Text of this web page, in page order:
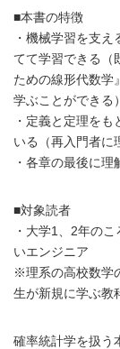
■本書の特徴
・機械学習を支
てて学習できる（
ための線形代数学
学ぶことができる）
・定義と定理を
いる（再入門者に
・各章の最後に
■対象読者
・大学1、2年の
いエンジニア
※理系の高校数学
生が新規に学ぶ教
確率統計学を扱う